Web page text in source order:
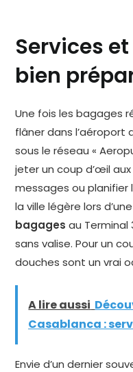
Services
bien
Une fois les bagages
flâner dans l’aéroport
sous le réseau «
jeter un coup d’œil
messages ou planifier
la ville légère lors
bagages au Terminal
sans valise. Pour un
douches sont un vrai
A lire aussi
Casablanca :
Envie d’un dernier